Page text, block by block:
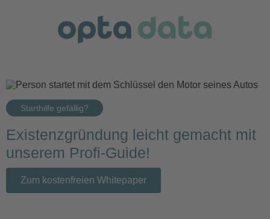
Starthilfe gefällig?
Existenzgründung leicht gemacht mit
unserem Profi-Guide!
Zum kostenfreien Whitepaper